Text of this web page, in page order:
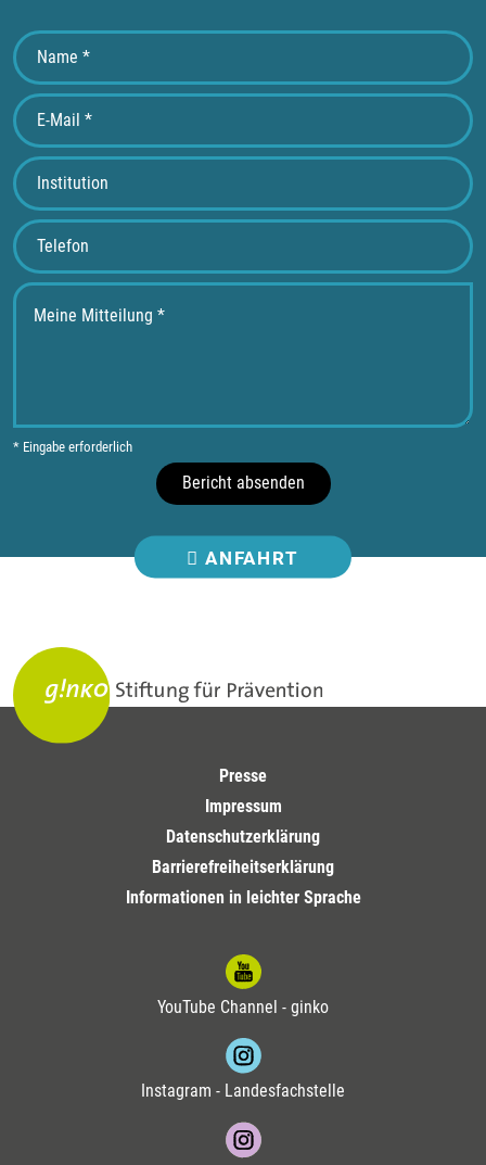
* Eingabe erforderlich
Bericht absenden
ANFAHRT
Presse
Impressum
Datenschutzerklärung
Barrierefreiheitserklärung
Informationen in leichter Sprache
YouTube Channel - ginko
Instagram - Landesfachstelle